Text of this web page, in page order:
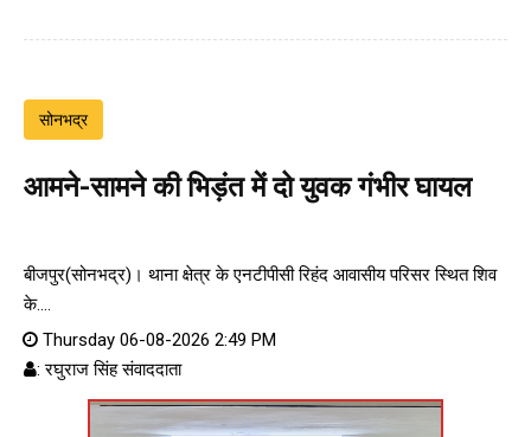
सोनभद्र
आमने-सामने की भिड़ंत में दो युवक गंभीर घायल
बीजपुर(सोनभद्र)। थाना क्षेत्र के एनटीपीसी रिहंद आवासीय परिसर स्थित शिव
के....
Thursday 06-08-2026 2:49 PM
: रघुराज सिंह संवाददाता